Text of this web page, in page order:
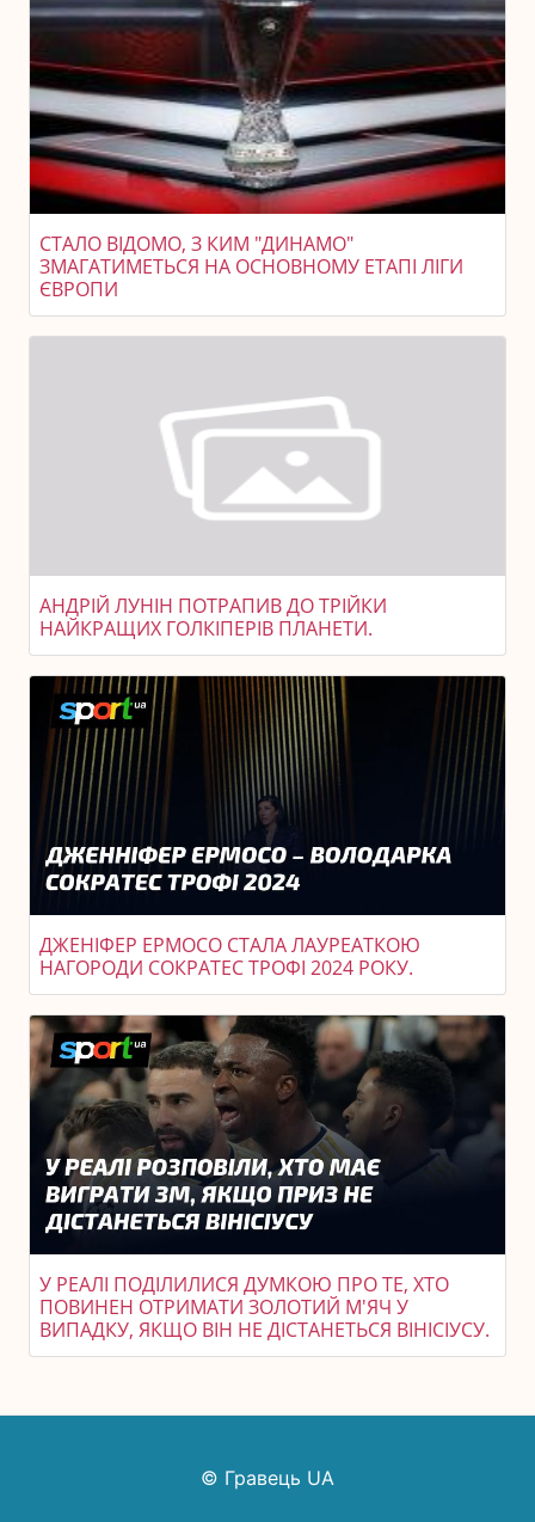
СТАЛО ВІДОМО, З КИМ "ДИНАМО"
ЗМАГАТИМЕТЬСЯ НА ОСНОВНОМУ ЕТАПІ ЛІГИ
ЄВРОПИ
АНДРІЙ ЛУНІН ПОТРАПИВ ДО ТРІЙКИ
НАЙКРАЩИХ ГОЛКІПЕРІВ ПЛАНЕТИ.
ДЖЕНІФЕР ЕРМОСО СТАЛА ЛАУРЕАТКОЮ
НАГОРОДИ СОКРАТЕС ТРОФІ 2024 РОКУ.
У РЕАЛІ ПОДІЛИЛИСЯ ДУМКОЮ ПРО ТЕ, ХТО
ПОВИНЕН ОТРИМАТИ ЗОЛОТИЙ М'ЯЧ У
ВИПАДКУ, ЯКЩО ВІН НЕ ДІСТАНЕТЬСЯ ВІНІСІУСУ.
© Гравець UA